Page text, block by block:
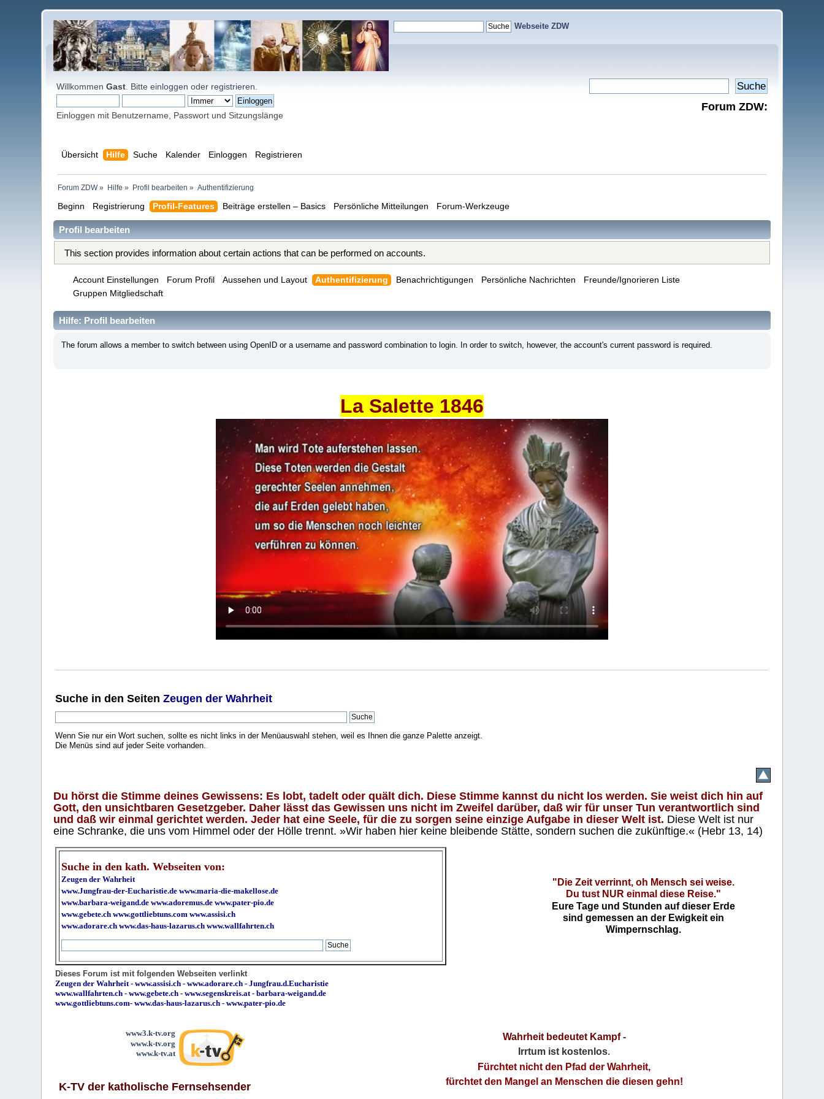
Webseite ZDW
WillkommenGast . Bitteeinloggen oder registrieren
Einloggen mit Benutzername, Passwort und Sitzungslänge
Forum ZDW:
Übersicht Hilfe Suche Kalender Einloggen Registrieren
Forum ZDW» Hilfe » Profil bearbeiten » Authentifizierung
Beginn Registrierung Profil-Features Beiträge erstellen – Basics Persönliche Mitteilungen Forum-Werkzeuge
Profil bearbeiten
This section provides information about certain actions that can be performed on accounts.
Account Einstellungen Forum Profil Aussehen und Layout Authentifizierung Benachrichtigungen Persönliche Nachrichten
Freunde/Ignorieren Liste
Gruppen Mitgliedschaft
Hilfe: Profil bearbeiten
The forum allows a member to switch between using OpenID or a username and password combination to login. In order to switch, however, the account's current password is required.
La Salette 1846
Suche in den SeitenZeugen der Wahrheit
Wenn Sie nur ein Wort suchen, sollte es nicht links in der Menüauswahl stehen, weil es Ihnen die ganze Palette anzeigt.
Die Menüs sind auf jeder Seite vorhanden.
Du hörst die Stimme deines Gewissens: Es lobt, tadelt oder quält dich. Diese Stimme kannst du nicht los werden. Sie weist dich hin auf
Gott, den unsichtbaren Gesetzgeber. Daher lässt das Gewissen uns nicht im Zweifel darüber, daß wir für unser Tun verantwortlich sind
und daß wir einmal gerichtet werden. Jeder hat eine Seele, für die zu sorgen seine einzige Aufgabe in dieser Welt ist. Diese Welt ist nur
eine Schranke, die uns vom Himmel oder der Hölle trennt. »Wir haben hier keine bleibende Stätte, sondern suchen die zukünftige.« (Hebr 13, 14)
Suche in den kath. Webseiten von:
Zeugen der Wahrheit
www.Jungfrau-der-Eucharistie.de www.maria-die-makellose.de
www.barbara-weigand.de www.adoremus.de www.pater-pio.de
www.gebete.ch www.gottliebtuns.com www.assisi.ch
www.adorare.ch www.das-haus-lazarus.ch www.wallfahrten.ch
"Die Zeit verrinnt, oh Mensch sei weise.
Du tust NUR einmal diese Reise."
Eure Tage und Stunden auf dieser Erde
sind gemessen an der Ewigkeit ein
Wimpernschlag.
Dieses Forum ist mit folgenden Webseiten verlinkt
Zeugen der Wahrheit -www.assisi.ch -www.adorare.ch -Jungfrau.d.Eucharistie
www.wallfahrten.ch -www.gebete.ch -www.segenskreis.at -barbara-weigand.de
www.gottliebtuns.com-www.das-haus-lazarus.ch - www.pater-pio.de
www3.k-tv.org
www.k-tv.org
www.k-tv.at
K-TV der katholische Fernsehsender
Wahrheit bedeutet Kampf-
Irrtum ist kostenlos.
Fürchtet nicht den Pfad der Wahrheit,
fürchtet den Mangel an Menschen die diesen gehn!